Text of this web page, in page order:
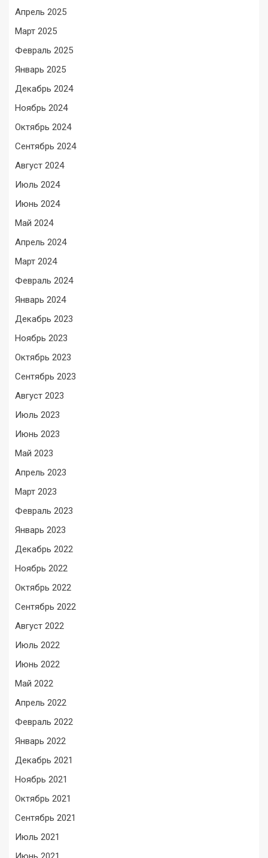
Апрель 2025
Март 2025
Февраль 2025
Январь 2025
Декабрь 2024
Ноябрь 2024
Октябрь 2024
Сентябрь 2024
Август 2024
Июль 2024
Июнь 2024
Май 2024
Апрель 2024
Март 2024
Февраль 2024
Январь 2024
Декабрь 2023
Ноябрь 2023
Октябрь 2023
Сентябрь 2023
Август 2023
Июль 2023
Июнь 2023
Май 2023
Апрель 2023
Март 2023
Февраль 2023
Январь 2023
Декабрь 2022
Ноябрь 2022
Октябрь 2022
Сентябрь 2022
Август 2022
Июль 2022
Июнь 2022
Май 2022
Апрель 2022
Февраль 2022
Январь 2022
Декабрь 2021
Ноябрь 2021
Октябрь 2021
Сентябрь 2021
Июль 2021